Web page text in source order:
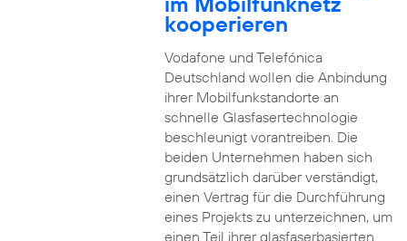
kooperieren
Vodafone und Telefónica
Deutschland wollen die Anbindung
ihrer Mobilfunkstandorte an
schnelle Glasfasertechnologie
beschleunigt vorantreiben. Die
beiden Unternehmen haben sich
grundsätzlich darüber verständigt,
einen Vertrag für die Durchführung
eines Projekts zu unterzeichnen, um
einen Teil ihrer glasfaserbasierten